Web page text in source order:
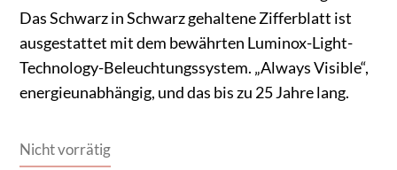
Das Schwarz in Schwarz gehaltene Zifferblatt ist
ausgestattet mit dem bewährten Luminox-Light-
Technology-Beleuchtungssystem. „Always Visible“,
energieunabhängig, und das bis zu 25 Jahre lang.
Nicht vorrätig